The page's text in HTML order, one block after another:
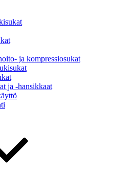
ja kompressiosukat
ja -hansikkaat